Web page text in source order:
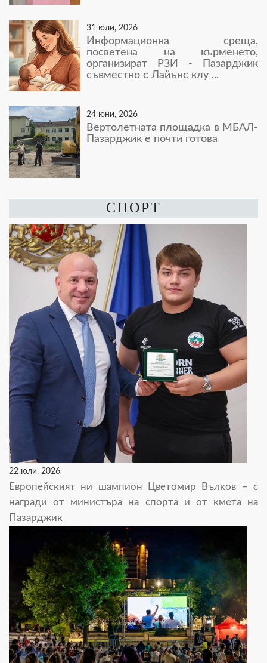
31 юли, 2026
Информационна среща,
посветена на кърменето,
организират РЗИ - Пазарджик
съвместно с Лайънс клу ...
24 юни, 2026
Вертолетната площадка в МБАЛ-
Пазарджик е почти готова
СПОРТ
22 юли, 2026
Европейският ни шампион Цветомир Вълков – с
награди от министъра на спорта и от кмета на
Пазарджик